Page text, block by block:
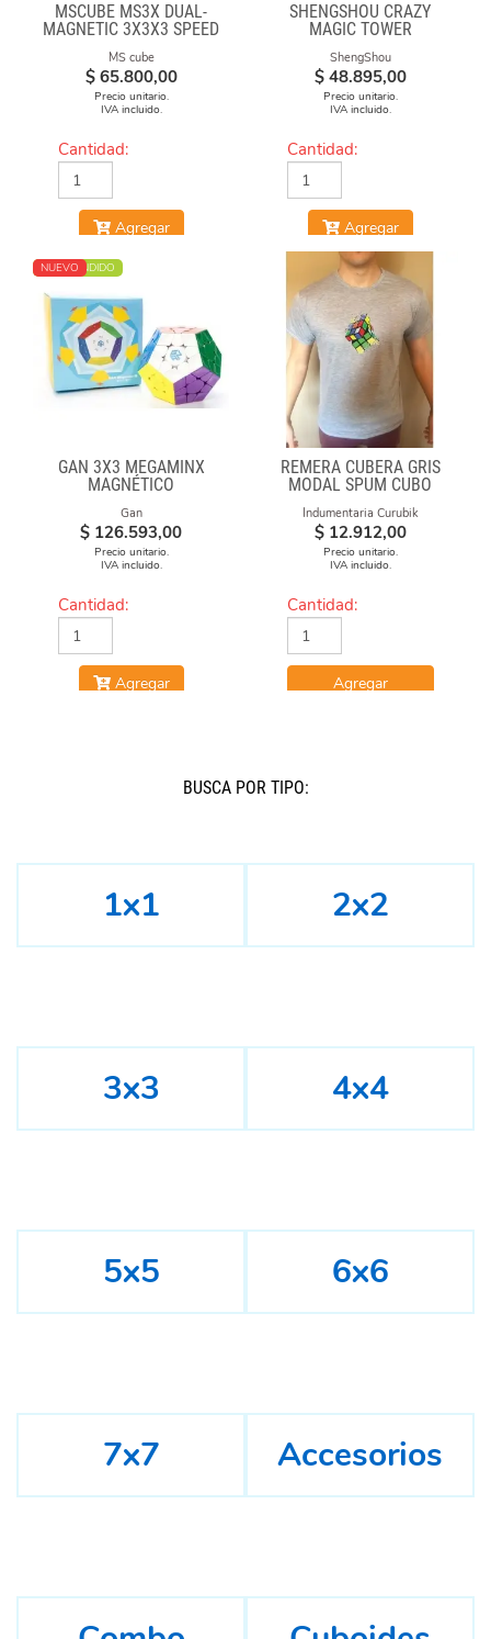
MSCUBE MS3X DUAL-
MAGNETIC 3X3X3 SPEED
CUBE STICKERLESS
MS cube
$ 65.800,00
Precio unitario.
IVA incluido.
Cantidad:
Agregar
SHENGSHOU CRAZY
MAGIC TOWER
ShengShou
$ 48.895,00
Precio unitario.
IVA incluido.
Cantidad:
Agregar
MÁS VENDIDO
NUEVO
GAN 3X3 MEGAMINX
MAGNÉTICO
Gan
$ 126.593,00
Precio unitario.
IVA incluido.
Cantidad:
Agregar
REMERA CUBERA GRIS
MODAL SPUM CUBO
Indumentaria Curubik
$ 12.912,00
Precio unitario.
IVA incluido.
Cantidad:
Agregar
BUSCÁ POR TIPO:
1x1 2x2
3x3 4x4
5x5 6x6
7x7 Accesorios